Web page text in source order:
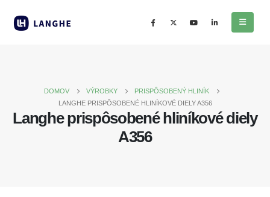
DOMOV VÝROBKY
PRISPÔSOBENÝ HLINÍK
LANGHE PRISPÔSOBENÉ HLINÍKOVÉ DIELY A356
Langhe prispôsobené hliníkové diely
A356